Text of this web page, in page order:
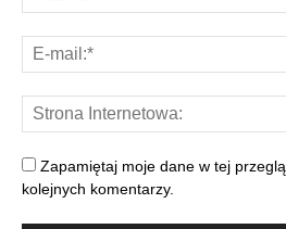
Zapamiętaj moje dane w tej
kolejnych komentarzy.